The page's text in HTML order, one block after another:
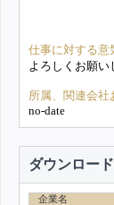
仕事に対する意
よろしくお願い
所属、関連会社
no-date
ダウンロー
企業名